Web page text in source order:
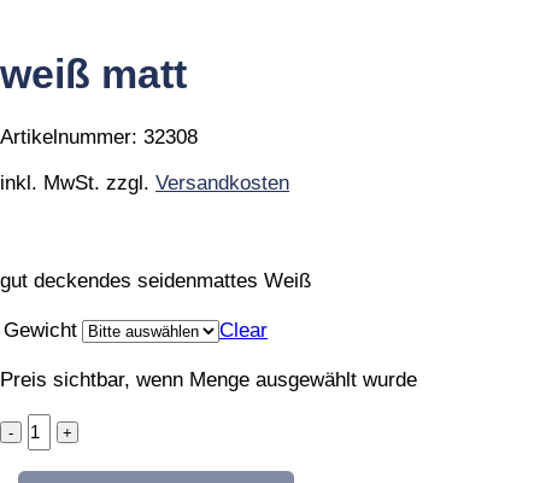
weiß matt
Artikelnummer: 32308
inkl. MwSt. zzgl. Versandkosten
gut deckendes seidenmattes Weiß
Gewicht Clear
Preis sichtbar, wenn Menge ausgewählt wurde
weiß
matt
quantity